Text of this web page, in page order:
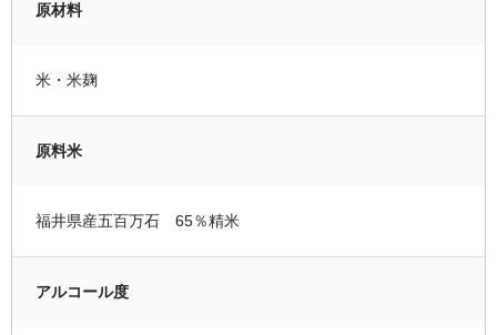
原材料
米・米麹
原料米
福井県産五百万石 65％精米
アルコール度